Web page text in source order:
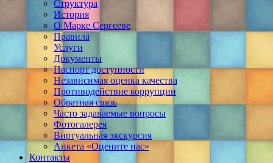
Структура
История
О Марке Сергееве
Правила
Услуги
Документы
Паспорт доступности
Независимая оценка качества
Противодействие коррупции
Обратная связь
Часто задаваемые вопросы
Фотогалерея
Виртуальная экскурсия
Анкета «Оцените нас»
Контакты